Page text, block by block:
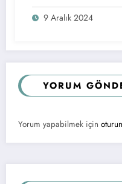
9 Aralık 2024
YORUM
Yorum yapabilmek için